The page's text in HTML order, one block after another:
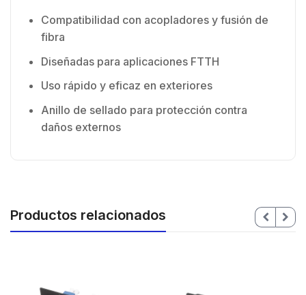
Compatibilidad con acopladores y fusión de
fibra
Diseñadas para aplicaciones FTTH
Uso rápido y eficaz en exteriores
Anillo de sellado para protección contra
daños externos
Productos relacionados